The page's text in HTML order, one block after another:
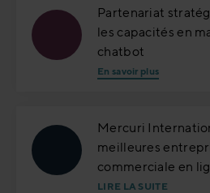
Partenariat
les capacités en
chatbot
En savoir plus
Mercuri
meilleures
commerciale en
LIRE LA SUITE